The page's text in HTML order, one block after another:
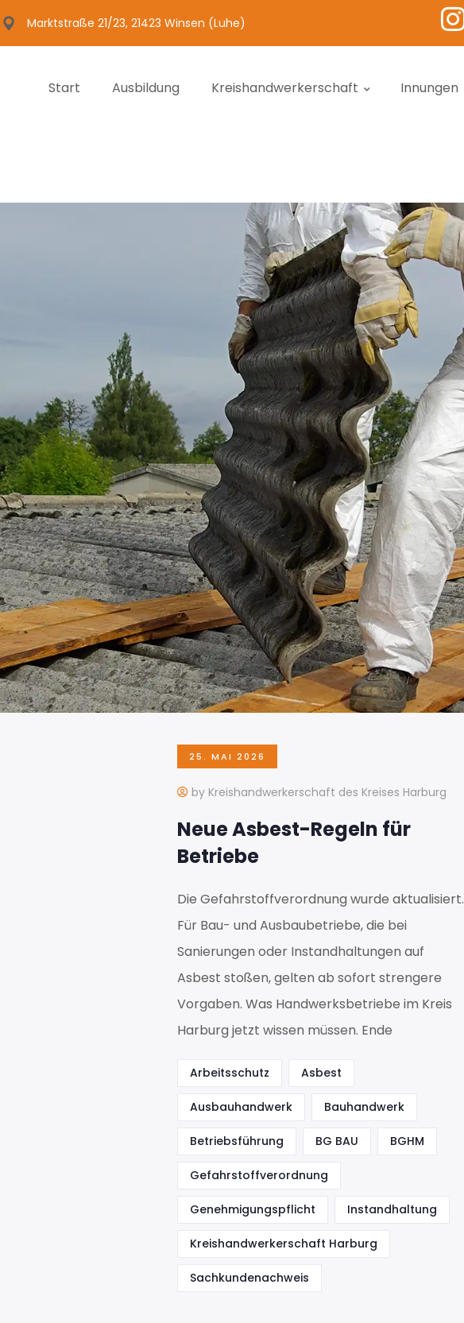
Marktstraße 21/23, 21423 Winsen (Luhe)
Start Ausbildung Kreishandwerkerschaft Innungen
25. MAI 2026
by Kreishandwerkerschaft des Kreises Harburg
Neue Asbest-Regeln für
Betriebe
Die Gefahrstoffverordnung wurde aktualisiert.
Für Bau- und Ausbaubetriebe, die bei
Sanierungen oder Instandhaltungen auf
Asbest stoßen, gelten ab sofort strengere
Vorgaben. Was Handwerksbetriebe im Kreis
Harburg jetzt wissen müssen. Ende
Arbeitsschutz Asbest
Ausbauhandwerk Bauhandwerk
Betriebsführung BG BAU BGHM
Gefahrstoffverordnung
Genehmigungspflicht Instandhaltung
Kreishandwerkerschaft Harburg
Sachkundenachweis